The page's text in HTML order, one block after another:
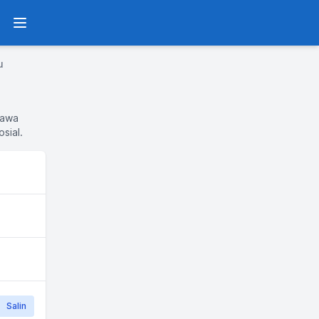
Menu
Salin